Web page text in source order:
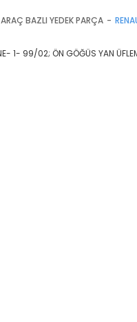
ARAÇ BAZLI YEDEK PARÇA